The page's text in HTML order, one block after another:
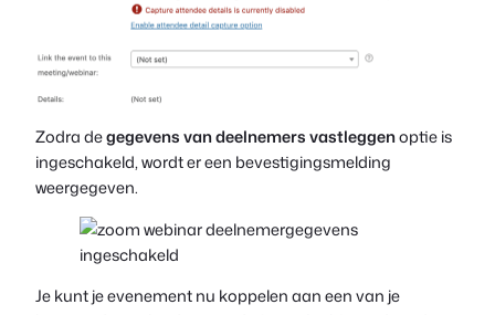
Zodra degegevens van deelnemers vastleggenoptie is
ingeschakeld, wordt er een bevestigingsmelding
weergegeven.
Je kunt je evenement nu koppelen aan een van je